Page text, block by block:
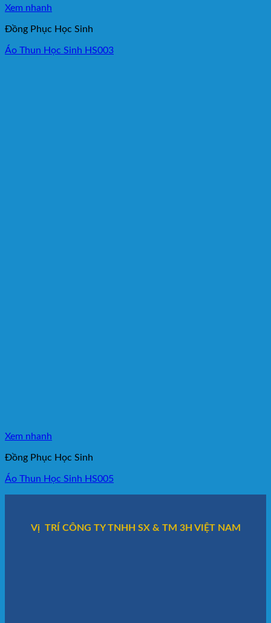
Xem nhanh
Đồng Phục Học Sinh
Áo Thun Học Sinh HS003
Xem nhanh
Đồng Phục Học Sinh
Áo Thun Học Sinh HS005
Vị TRÍ CÔNG TY TNHH SX & TM 3H VIỆT NAM